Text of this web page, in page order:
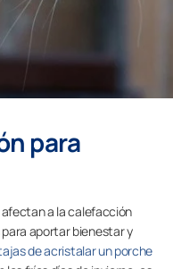
para
a la calefacción
aportar bienestar y
de acristalar un porche